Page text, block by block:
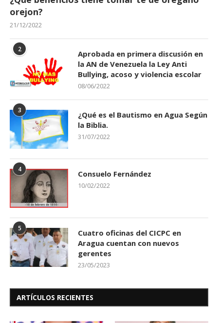
orejon?
21/12/2022
2
Aprobada en primera discusión en
la AN de Venezuela la Ley Anti
Bullying, acoso y violencia escolar
08/06/2022
3
¿Qué es el Bautismo en Agua Según
la Biblia.
31/07/2022
4 Consuelo Fernández
10/02/2022
5
Cuatro oficinas del CICPC en
Aragua cuentan con nuevos
gerentes
23/05/2023
ARTÍCULOS RECIENTES